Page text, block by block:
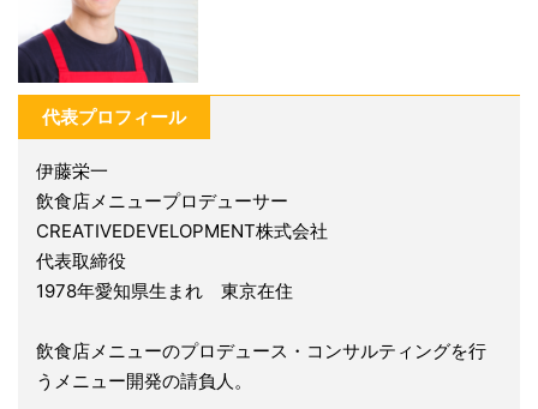
代表プロフィール
伊藤栄一
飲食店メニュープロデューサー
CREATIVEDEVELOPMENT株式会社
代表取締役
1978年愛知県生まれ 東京在住
飲食店メニューのプロデュース・コンサルティングを行
うメニュー開発の請負人。